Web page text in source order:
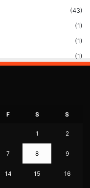
(43)
(1)
(1)
(1)
F S S
1 2
7 8 9
14 15 16